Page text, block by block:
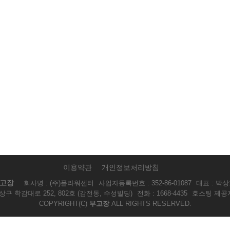
이용약관
개인정보처리방침
장
회사명 : (주)플라워센터 사업자등록번호 : 352-86-01087
대표 : 박상
구 학감대로 252, 802호 (감전동, 수성빌딩)
전화 : 1668-4435 호스팅 제공
COPYRIGHT(C) 부고장ALL RIGHTS RESERVED.